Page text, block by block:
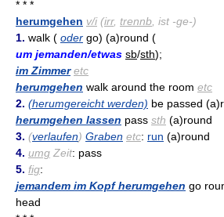
* * *
herumgehen v/i(irr, trennb , ist -ge-)
1. walk ( oder go) (a)round (
um jemanden/etwas sb/sth);
im Zimmer etc
herumgehen walk around the room etc
2. (herumgereicht werden) be passed
herumgehen lassen pass sth (a)round
3. (verlaufen) Graben etc: run (a)round
4. umg Zeit: pass
5. fig:
jemandem im Kopf herumgehen go
head